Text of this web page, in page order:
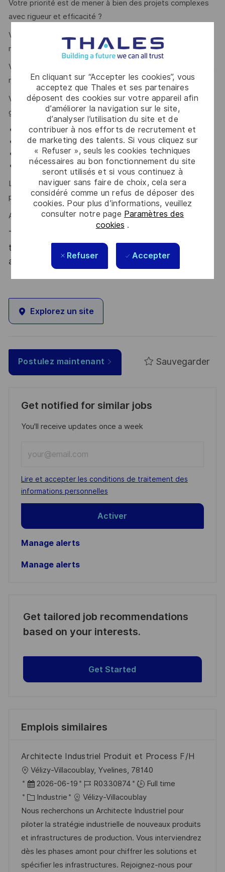
En cliquant sur “Accepter les cookies”, vous
acceptez que Thales et ses partenaires
déposent des cookies sur votre appareil afin
d’améliorer la navigation sur le site,
d’analyser l’utilisation du site et de
contribuer à nos efforts de recrutement et
de marketing des talents. Si vous cliquez sur
« Refuser », seuls les cookies techniques
nécessaires au bon fonctionnement du site
seront utilisés et si vous continuez à
naviguer sans faire de choix, cela sera
considéré comme un refus de déposer des
cookies. Pour plus d’informations, veuillez
consulter notre page Paramètres des
cookies .
Refuser Accepter
Votre priorité est de mener à bien des projets complexes
avec rigueur et efficacité ?
Vous avez l’ambition de renforcer vos compétences en
management d’équipes et gestion de projet ?
Vous avez envie de découvrir les dernières technologies et
méthodes agiles ?
Vous disposez d’un diplôme Bac+5 en informatique ou
gestion de projet et avez de l'expérience sur :
Pilotage de projets IT,
Méthodologies agiles (Scrum, Kanban),
Gestion des risques et planification,
Relation client et communication.
Leadership, esprit d’équipe, sens de l’organisation,
proactivité sont des atouts que l’on vous reconnait ?
Alors ce poste est fait pour vous !
Thales, entreprise Handi-Engagée, reconnait
tous les talents. La diversité est notre meilleur
atout. Postulez et rejoignez nous !
Explorez un site
Postulez maintenant Sauvegarder
Get notified for similar jobs
You'll receive updates once a week
Email
address
(Required)
Required
Lire et accepter les conditions de traitement des
informations personnelles
Activer
Manage alerts
Manage alerts
Get tailored job recommendations
based on your interests.
Get Started
Emplois similaires
Architecte Industriel Produit et Process F/H
o
c
a
l
i
s
a
Vélizy-Villacoublay, Yvelines, 78140
D
a
t
e
d
’
a
2026-06-19
R
é
f
é
r
e
n
R0330874
Full time
C
a
t
é
g
o
Industrie
Vélizy-Villacoublay
Nous recherchons un Architecte Industriel pour
piloter la stratégie industrielle de nouveaux produits
et infrastructures de production. Vous interviendrez
dès les phases amont pour chiffrer les solutions et
spécifier les infrastructures. Rejoignez-nous pour